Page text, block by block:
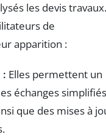
les devis travaux.
de
apparition :
: Elles permettent un
échanges simplifiés
que des mises à